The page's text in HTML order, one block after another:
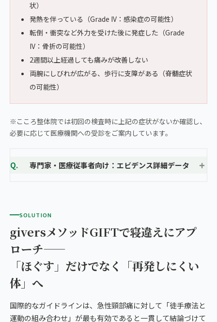
状）
発熱を伴っている（Grade IV：感染症の可能性）
転倒・衝突など外力を受けた後に発症した（Grade
IV：骨折の可能性）
2週間以上経過しても痛みが改善しない
両腕にしびれが広がる、歩行に支障がある（脊髄症状
の可能性）
※こころ整体院では初回の検査時に上記の症状がないか確認し、
必要に応じて医療機関への受診をご案内しています。
専門家・医療従事者向け：エビデンス詳細データ
SOLUTION
giversメソッドGIFTで寝違えにアプ
ローチ——
「ほぐす」だけでなく「再発しにくい
体」へ
国際的なガイドラインは、急性頸部痛に対して「徒手療法と
運動の組み合わせ」が最も有効であると一貫して結論づけて